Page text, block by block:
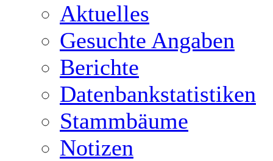
Aktuelles
Gesuchte Angaben
Berichte
Datenbankstatistiken
Stammbäume
Notizen